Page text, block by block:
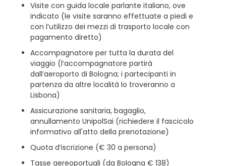
Visite con guida locale parlante italiano, ove
indicato (le visite saranno effettuate a piedi e
con l’utilizzo dei mezzi di trasporto locale con
pagamento diretto)
Accompagnatore per tutta la durata del
viaggio (l’accompagnatore partirà
dall’aeroporto di Bologna; i partecipanti in
partenza da altre località lo troveranno a
Lisbona)
Assicurazione sanitaria, bagaglio,
annullamento UnipolSai (richiedere il fascicolo
informativo all'atto della prenotazione)
Quota d’iscrizione (€ 30 a persona)
Tasse aereoportuali (da Bologna € 138)